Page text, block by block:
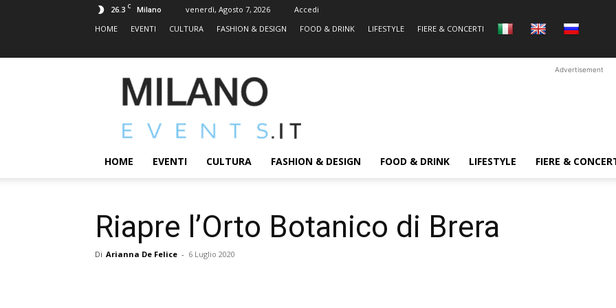
26.3 C Milano venerdì, Agosto 7, 2026
Accedi
HOME
EVENTI CULTURA FASHION & DESIGN FOOD & DRINK LIFESTYLE FIERE & CONCERTI
MILANOEVENTS.IT
|
2.0
ed
Eventi
Advertisement
HOME EVENTI CULTURA FASHION & DESIGN FOOD & DRINK LIFESTYLE FIERE &
Riapre l’Orto Botanico di Brera
Di Arianna De Felice - 6 Luglio 2020